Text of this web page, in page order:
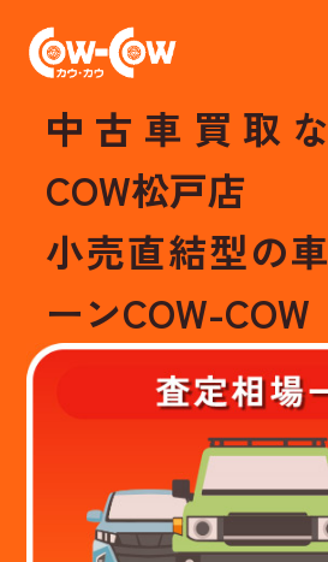
中古車買取
COW松戸店
小売直結型の
ーンCOW-COW